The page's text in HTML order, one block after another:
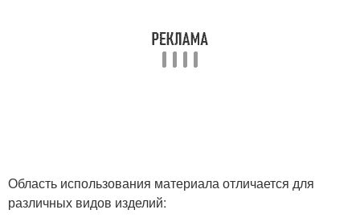
Область использования материала отличается для
различных видов изделий: